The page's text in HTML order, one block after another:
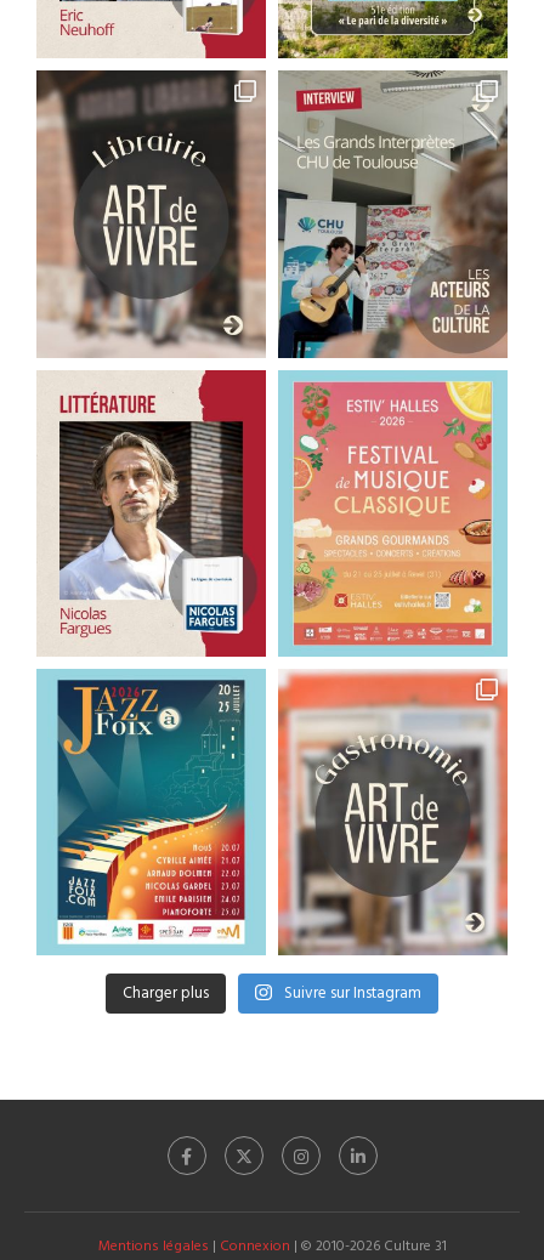
Charger plus Suivre sur Instagram
Mentions légales | Connexion | © 2010-2026 Culture 31